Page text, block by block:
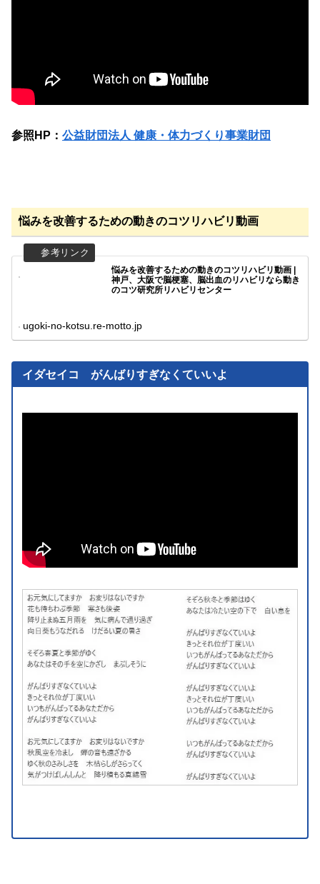
参照HP： 公益財団法人 健康・体力づくり事業財団
悩みを改善するための動きのコツリハビリ動画
悩みを改善するための動きのコツリハビリ動画 |
神戸、大阪で脳梗塞、脳出血のリハビリなら動き
のコツ研究所リハビリセンター
ugoki-no-kotsu.re-motto.jp
イダセイコ がんばりすぎなくていいよ